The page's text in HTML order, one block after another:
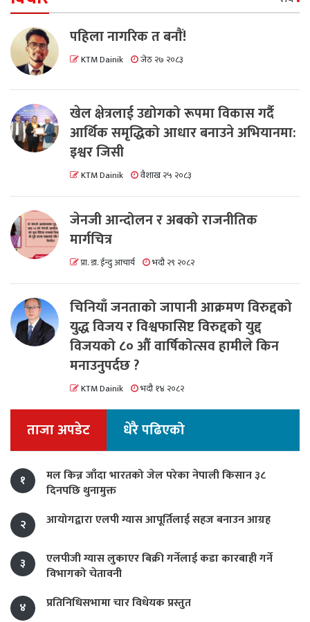
पहिला नागरिक त बनाैं!
KTM Dainik जेठ २७ २०८३
खेल क्षेत्रलाई उद्योगको रूपमा विकास गर्दै
आर्थिक समृद्धिको आधार बनाउने अभियानमा:
इश्वर जिसी
KTM Dainik वैशाख २५ २०८३
जेनजी आन्दोलन र अबको राजनीतिक
मार्गचित्र
प्रा. डा. ईन्दु आचार्य भदौ २९ २०८२
चिनियाँ जनताको जापानी आक्रमण विरुद्दको
युद्ध विजय र विश्वफासिष्ट विरुद्दको युद्द
विजयको ८० औं वार्षिकोत्सव हामीले किन
मनाउनुपर्दछ ?
KTM Dainik भदौ १४ २०८२
ताजा अपडेट धेरै पढिएको
१
मल किन्न जाँदा भारतको जेल परेका नेपाली किसान ३८
दिनपछि थुनामुक्त
२
आयोगद्वारा एलपी ग्यास आपूर्तिलाई सहज बनाउन आग्रह
३
एलपीजी ग्यास लुकाएर बिक्री गर्नेलाई कडा कारबाही गर्ने
विभागको चेतावनी
४
प्रतिनिधिसभामा चार विधेयक प्रस्तुत